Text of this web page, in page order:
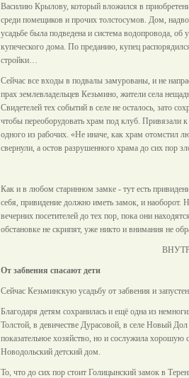
Василию Крылову, который вложился в
среди помещиков и прочих толстосумов. Дом,
усадьбе была подведена и система водопровода,
купеческого дома. По преданию, купец
стройки…
Сейчас все входы в подвалы замурованы, и не
прах землевладельцев Кезьмино, жители села
Свидетелей тех событий в селе не осталось, зато
чтобы переоборудовать храм под клуб. Привязали
одного из рабочих. «Не иначе, как храм отомстил
свернули, а остов разрушенного храма до сих пор
Как и в любом старинном замке - тут есть
себя, привидение должно иметь замок, и наоборот.
вечерних посетителей до тех пор, пока они
обстановке не скрипят, уже никто и внимания не
ВНУТРИ
От забвения спасают дети
Сейчас Кезьминскую усадьбу от забвения и
Благодаря детям сохранилась и ещё одна из
Толстой, в девичестве Дурасовой, в селе Новый
показательное хозяйство, но и сослужила
Новодольский детский дом.
То, что до сих пор стоит Голицынский замок в